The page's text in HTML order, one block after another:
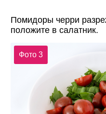
Помидоры черри
положите в салатник.
Фото 3